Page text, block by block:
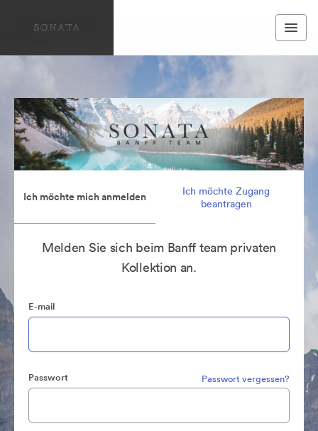
Ich möchte mich anmelden
Ich möchte Zugang
beantragen
Melden Sie sich beim Banff team privaten
Kollektion an.
E-mail
Passwort Passwort vergessen?